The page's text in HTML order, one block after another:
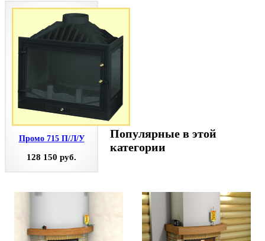
Промо 715 П/Л/У
128 150 руб.
Популярные в этой
категории